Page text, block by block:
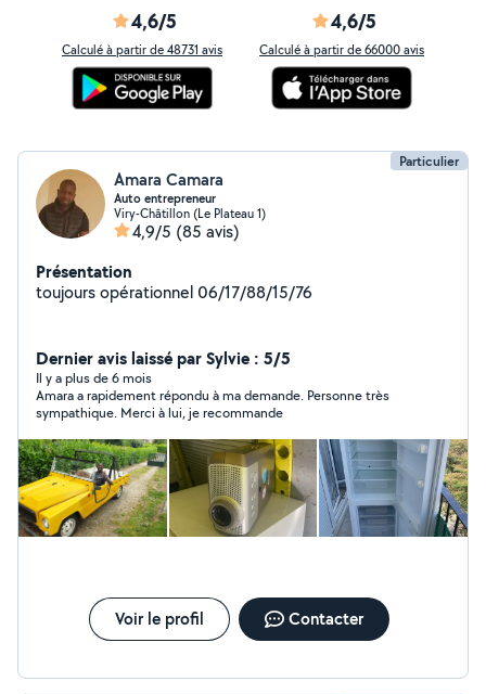
4,6/5
Calculé à partir de 48731 avis
4,6/5
Calculé à partir de 66000 avis
Particulier
Amara Camara
Auto entrepreneur
Viry-Châtillon (Le Plateau 1)
4,9/5 (85 avis)
Présentation
toujours opérationnel 06/17/88/15/76
Dernier avis laissé par Sylvie : 5/5
Il y a plus de 6 mois
Amara a rapidement répondu à ma demande. Personne très
sympathique. Merci à lui, je recommande
Voir le profil Contacter